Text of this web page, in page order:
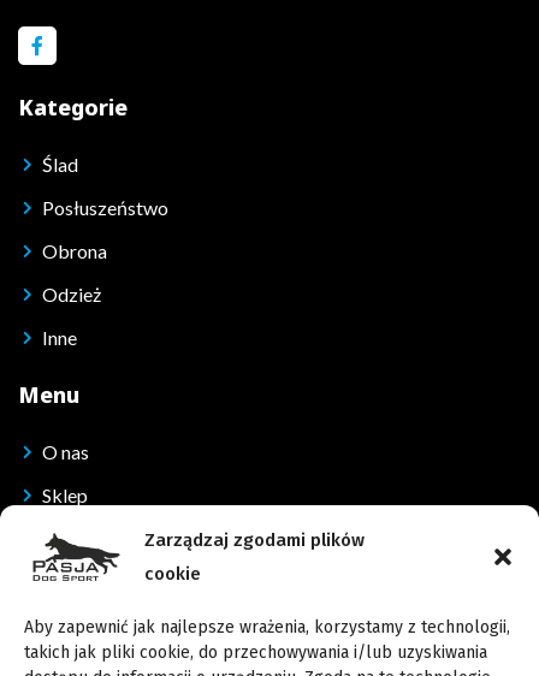
Zarządzaj zgodami plików
cookie
Aby zapewnić jak najlepsze wrażenia, korzystamy z technologii,
takich jak pliki cookie, do przechowywania i/lub uzyskiwania
Kategorie
Ślad
Posłuszeństwo
Obrona
Odzież
Inne
Menu
O nas
Sklep
Kontakt
Wypoczynkowa 36, 62-060 Rybojedzko